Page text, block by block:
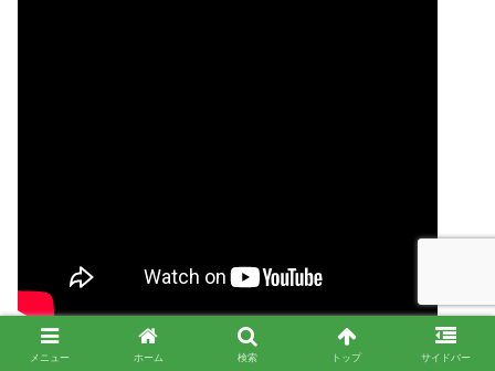
メニュー ホーム 検索 トップ サイドバー